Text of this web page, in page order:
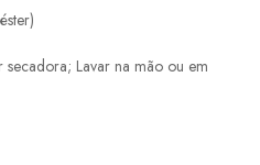
Lavar na mão ou em